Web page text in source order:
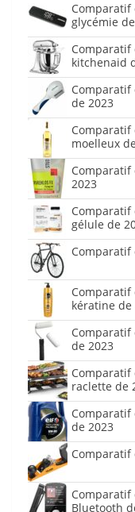
Comparatif
glycémie
Comparatif
kitchenaid
Comparatif
de 2023
Comparatif
moelleux
Comparatif
2023
Comparatif
gélule de
Comparatif
Comparatif
kératine de
Comparatif
de 2023
Comparatif
raclette de
Comparatif
de 2023
Comparatif
Comparatif
Bluetooth